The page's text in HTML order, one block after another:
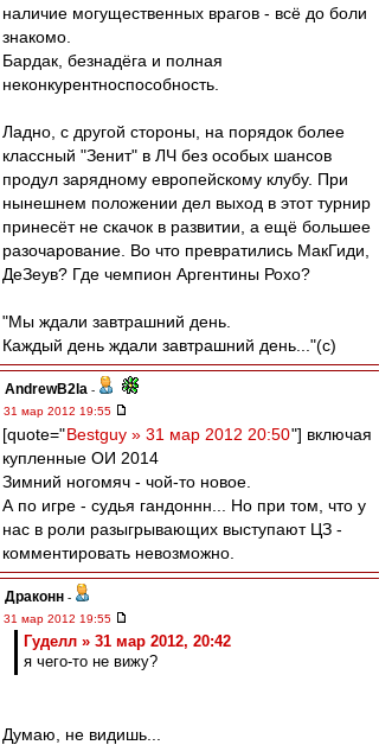
наличие могущественных врагов - всё до боли
знакомо.
Бардак, безнадёга и полная
неконкурентноспособность.
Ладно, с другой стороны, на порядок более
классный "Зенит" в ЛЧ без особых шансов
продул зарядному европейскому клубу. При
нынешнем положении дел выход в этот турнир
принесёт не скачок в развитии, а ещё большее
разочарование. Во что превратились МакГиди,
ДеЗеув? Где чемпион Аргентины Рохо?
"Мы ждали завтрашний день.
Каждый день ждали завтрашний день..."(с)
AndrewB2la -
31 мар 2012 19:55
[quote="Bestguy » 31 мар 2012 20:50"] включая
купленные ОИ 2014
Зимний ногомяч - чой-то новое.
А по игре - судья гандоннн... Но при том, что у
нас в роли разыгрывающих выступают ЦЗ -
комментировать невозможно.
Драконн -
31 мар 2012 19:55
Гуделл » 31 мар 2012, 20:42
я чего-то не вижу?
Думаю, не видишь...